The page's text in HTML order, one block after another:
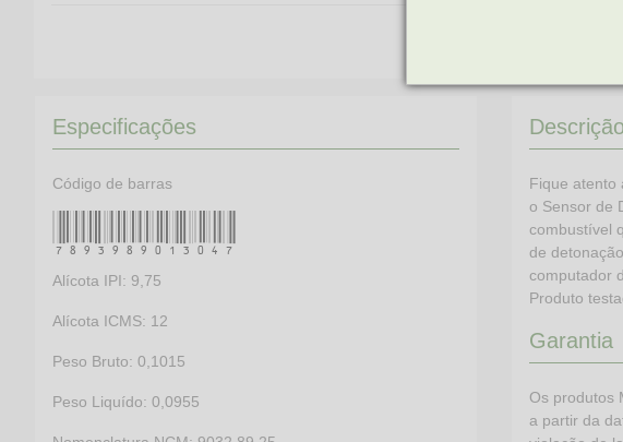
Especificações
Código de barras
7893989013047
Alícota IPI: 9,75
Alícota ICMS: 12
Peso Bruto: 0,1015
Peso Liquído: 0,0955
Descrição
Fique atento
o Sensor de
combustível
de
computador
Produto
Garantia
Os produtos
a partir da